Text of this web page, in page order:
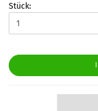
Stück: